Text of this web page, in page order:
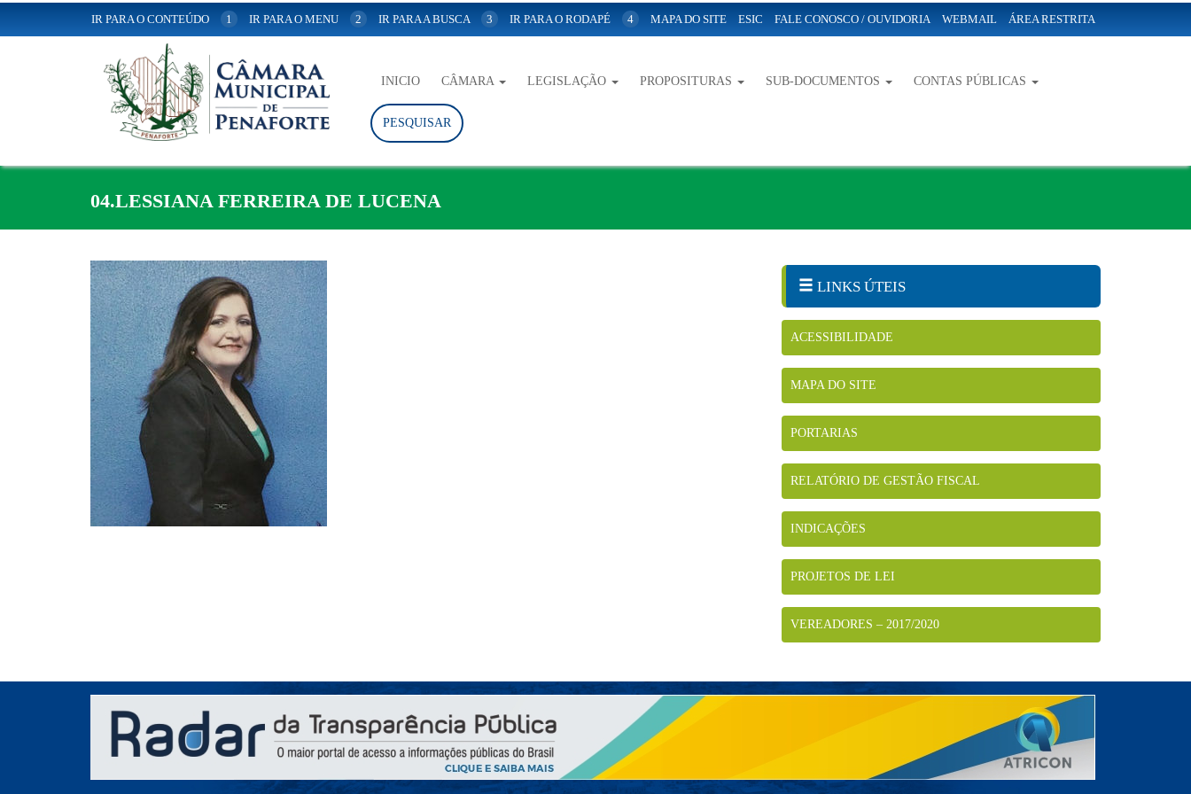
IR PARA O CONTEÚDO 1 IR PARA O MENU 2 IR PARA A BUSCA 3 IR PARA O RODAPÉ 4 MAPA DO SITE ESIC FALE CONOSCO / OUVIDORIA WEBMAIL ÁREA RESTRITA
INICIO CÂMARA LEGISLAÇÃO PROPOSITURAS SUB-DOCUMENTOS CONTAS PÚBLICAS
PESQUISAR
04.LESSIANA FERREIRA DE LUCENA
LINKS ÚTEIS
ACESSIBILIDADE
MAPA DO SITE
PORTARIAS
RELATÓRIO DE GESTÃO FISCAL
INDICAÇÕES
PROJETOS DE LEI
VEREADORES – 2017/2020